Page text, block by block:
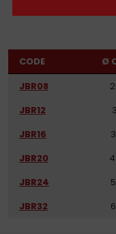
CODE Ø
JBR08
JBR12
JBR16
JBR20
JBR24
JBR32